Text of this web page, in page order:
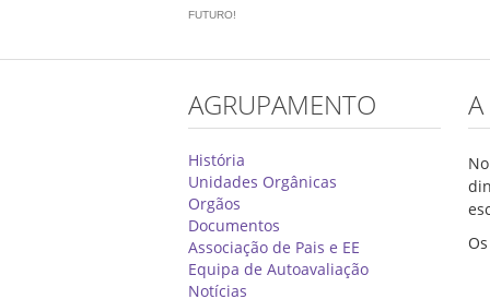
FUTURO!
AGRUPAMENTO
História
Unidades Orgânicas
Orgãos
Documentos
Associação de Pais e EE
Equipa de Autoavaliação
Notícias